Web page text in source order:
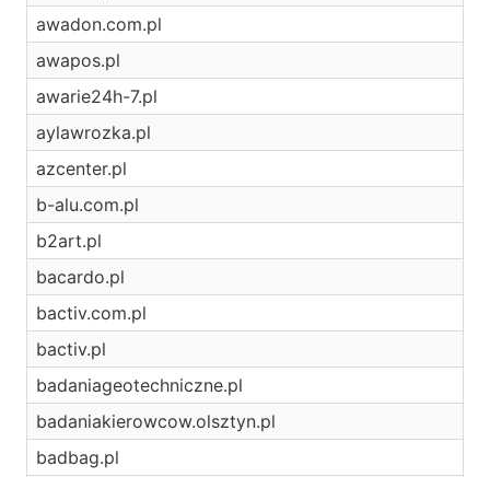
awadon.com.pl
awapos.pl
awarie24h-7.pl
aylawrozka.pl
azcenter.pl
b-alu.com.pl
b2art.pl
bacardo.pl
bactiv.com.pl
bactiv.pl
badaniageotechniczne.pl
badaniakierowcow.olsztyn.pl
badbag.pl